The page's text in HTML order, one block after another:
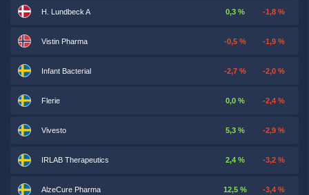
H. Lundbeck A 0,3 % -1,8 %
Vistin Pharma -0,5 % -1,9 %
Infant Bacterial -2,7 % -2,0 %
Flerie 0,0 % -2,4 %
Vivesto 5,3 % -2,9 %
IRLAB Therapeutics 2,4 % -3,2 %
AlzeCure Pharma 12,5 % -3,4 %